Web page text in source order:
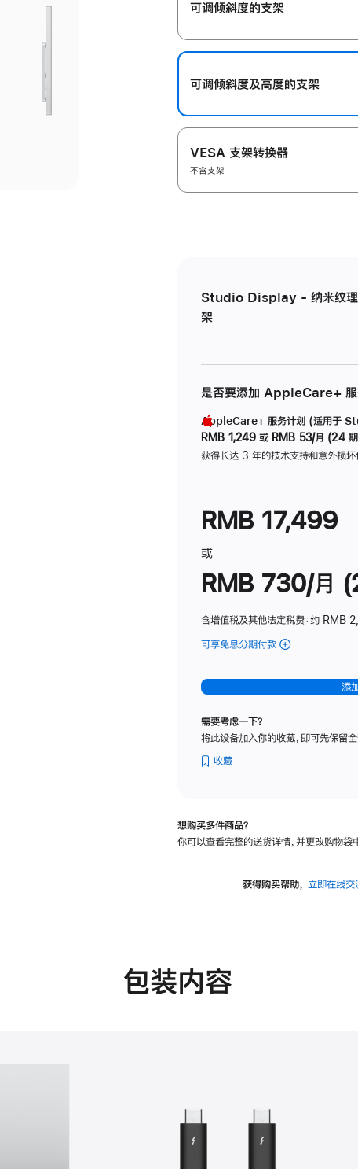
可调倾斜度的支架
可调倾斜度及高‍度的支‍架
VESA 支架转换器
不含支架
Studio Display - 纳米纹理
架
是否要添加 AppleCare+ 服
AppleCare+ 服务计划 (适用于
RMB 1,249 或 RMB 53/月 (24
获得长达 3 年的技术支持和意外损坏
RMB 17,499
或
RMB 730/月
含增值税及其他法定税费：约 RMB
可享免息分期付款 (Studio
-
纳
理
可
斜
添
需要考虑一下？
将此设备加入你的收藏，即可先保留
收藏
想购买多件商品？
你可以查看完整的送货详情，并更改购物袋
获得购买帮助， 立即在线交
包装内容